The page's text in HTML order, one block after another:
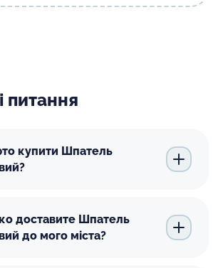
питання
купити Шпатель
доставите Шпатель
до мого міста?